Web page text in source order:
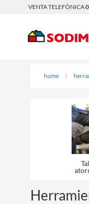
VENTA TELEFÓNICA
home